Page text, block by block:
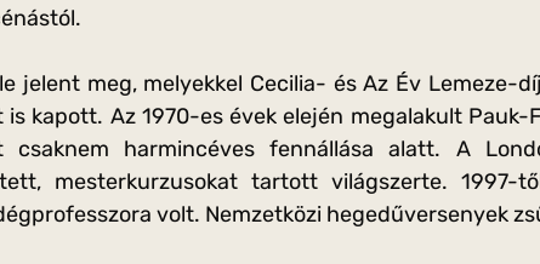
jelent meg, melyekkel Cecilia- és Az Év Lemeze-
is kapott. Az 1970-es évek elején megalakult
harmincéves fennállása alatt. A
mesterkurzusokat tartott világszerte. 1997-
volt. Nemzetközi hegedűversenyek